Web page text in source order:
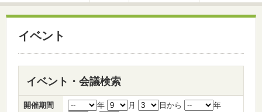
イベント
イベント・会議検索
開催期間 年 月 日から
年